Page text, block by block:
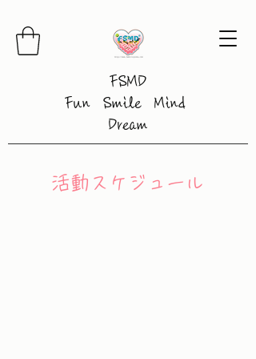
FSMD
Fun Smile Mind
Dream
​活動スケジュール